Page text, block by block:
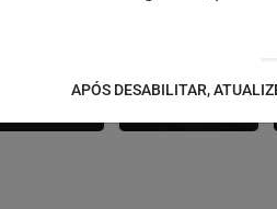
CONTEÚDO
PATROCINADO
APÓS DESABILITAR,